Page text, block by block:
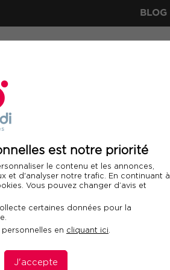
est notre priorité
le contenu et les annonces,
et d'analyser notre trafic. En continuant à
Vous pouvez changer d’avis et
certaines données pour la
en cliquant ici.
J'accepte
BLOG
?
pour
De nombreux
prendre, ce qui
absence
: comment bien